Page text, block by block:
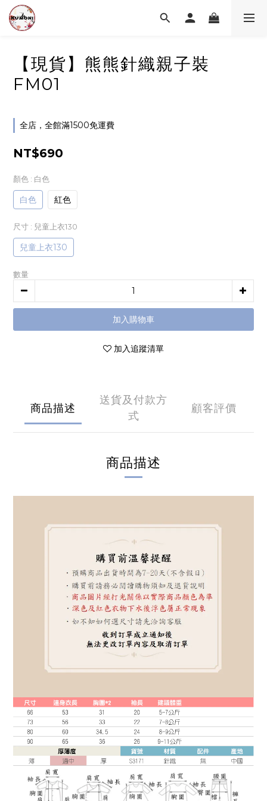
【現貨】熊熊針織親子裝
FM01
全店，全館滿1500免運費
NT$690
顏色 : 白色
白色 紅色
尺寸 : 兒童上衣130
兒童上衣130
數量
加入購物車
加入追蹤清單
商品描述
送貨及付款方
式
顧客評價
商品描述